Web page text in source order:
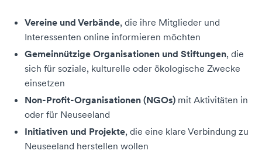
Vereine und Verbände, die ihre Mitglieder und
Interessenten online informieren möchten
Gemeinnützige Organisationen und Stiftungen, die
sich für soziale, kulturelle oder ökologische Zwecke
einsetzen
Non-Profit-Organisationen (NGOs) mit Aktivitäten in
oder für Neuseeland
Initiativen und Projekte, die eine klare Verbindung zu
Neuseeland herstellen wollen